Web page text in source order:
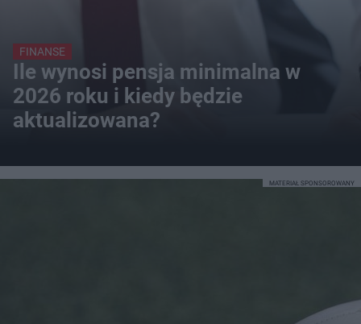
FINANSE
Ile wynosi pensja minimalna w
2026 roku i kiedy będzie
aktualizowana?
MATERIAŁ SPONSOROWANY